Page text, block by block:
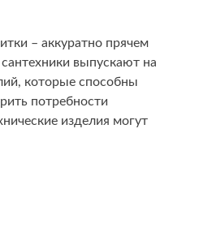
– аккуратно прячем
выпускают на
которые способны
потребности
изделия могут